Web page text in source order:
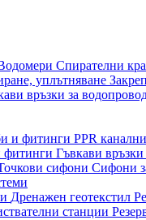
Спирателни
уплътняване
връзки за
и фитинги PPR
фитинги Гъвкави
сифони Сифони
Дренажен геотекстил
станции